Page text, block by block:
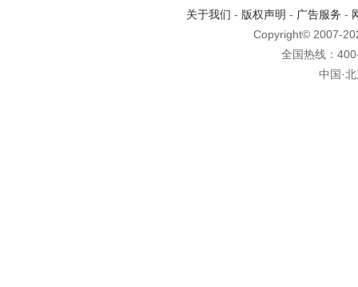
关于我们 - 版权声明 - 广告服务 -
Copyright© 2007-
全国热线：
中国·